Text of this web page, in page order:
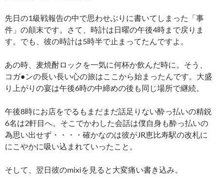
先日の1級戦報告の中で思わせぶりに書いてしまった「事
件」の顛末です。さて、時計は日曜の午後4時まで戻りま
す。でも、彼の時計は5時半で止まってたんですよ。
あの時、麦焼酎ロックを一気に何杯か飲んだ時に。そう、
コガ●ンの長い長い心の旅はここから始まったんです。大盛
り上がりの宴は午後6時の中締めの後も同じ場所で継続。
午後8時にお店をでるもまだまだ話足りない酔っ払いの精鋭
6名は2軒目へ。そこでかわした会話は僕自身も酔っ払いの
為思い出せず・・・・確かなのは彼がJR恵比寿駅の改札に
にこやかに吸い込まれていったこと。
そして、翌日彼のmixiを見ると大変痛い書き込み。